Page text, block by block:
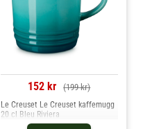
152 kr (199 kr)
Le Creuset Le Creuset kaffemugg
20 cl Bleu Riviera